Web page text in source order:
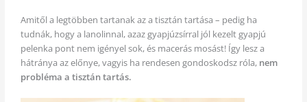
Amitől a legtöbben tartanak az a tisztán tartása – pedig ha
tudnák, hogy a lanolinnal, azaz gyapjúzsírral jól kezelt gyapjú
pelenka pont nem igényel sok, és macerás mosást! Így lesz a
hátránya az előnye, vagyis ha rendesen gondoskodsz róla, nem
probléma a tisztán tartás.